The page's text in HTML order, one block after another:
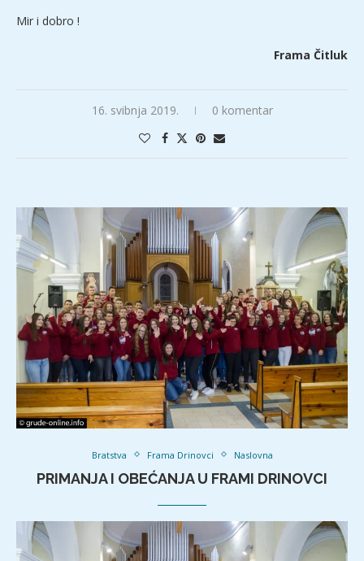
Mir i dobro !
Frama Čitluk
16. svibnja 2019. 0 komentar
Bratstva Frama Drinovci Naslovna
PRIMANJA I OBEĆANJA U FRAMI DRINOVCI